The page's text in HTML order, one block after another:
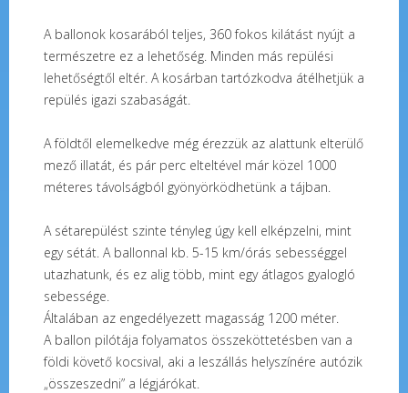
A ballonok kosarából teljes, 360 fokos kilátást nyújt a
természetre ez a lehetőség. Minden más repülési
lehetőségtől eltér. A kosárban tartózkodva átélhetjük a
repülés igazi szabaságát.
A földtől elemelkedve még érezzük az alattunk elterülő
mező illatát, és pár perc elteltével már közel 1000
méteres távolságból gyönyörködhetünk a tájban.
A sétarepülést szinte tényleg úgy kell elképzelni, mint
egy sétát. A ballonnal kb. 5-15 km/órás sebességgel
utazhatunk, és ez alig több, mint egy átlagos gyalogló
sebessége.
Általában az engedélyezett magasság 1200 méter.
A ballon pilótája folyamatos összeköttetésben van a
földi követő kocsival, aki a leszállás helyszínére autózik
„összeszedni” a légjárókat.